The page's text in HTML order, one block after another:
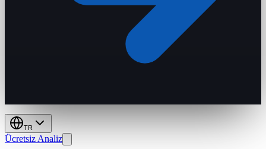
TR
Ücretsiz Analiz